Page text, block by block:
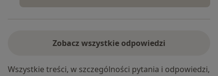
Zobacz wszystkie odpowiedzi
Wszystkie treści, w szczególności pytania i odpowiedzi,